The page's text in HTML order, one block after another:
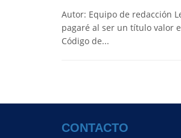
Autor: Equipo de redacción
pagaré al ser un título valor
Código de...
CONTACTO